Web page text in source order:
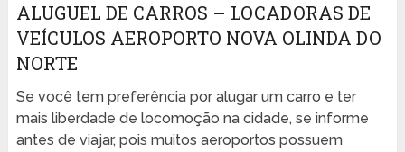
ALUGUEL DE CARROS – LOCADORAS DE
VEÍCULOS AEROPORTO NOVA OLINDA DO
NORTE
Se você tem preferência por alugar um carro e ter
mais liberdade de locomoção na cidade, se informe
antes de viajar, pois muitos aeroportos possuem